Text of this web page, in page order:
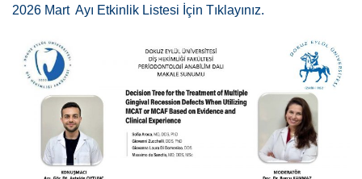
2026 Mart Ayı Etkinlik Listesi İçin Tıklayınız.